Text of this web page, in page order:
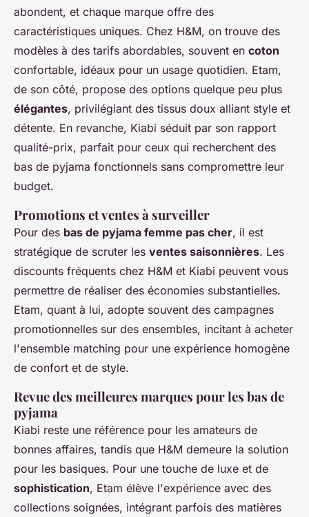
abondent, et chaque marque offre des
caractéristiques uniques. Chez H&M, on trouve des
modèles à des tarifs abordables, souvent en coton
confortable, idéaux pour un usage quotidien. Etam,
de son côté, propose des options quelque peu plus
élégantes, privilégiant des tissus doux alliant style et
détente. En revanche, Kiabi séduit par son rapport
qualité-prix, parfait pour ceux qui recherchent des
bas de pyjama fonctionnels sans compromettre leur
budget.
Promotions et ventes à surveiller
Pour des bas de pyjama femme pas cher, il est
stratégique de scruter les ventes saisonnières. Les
discounts fréquents chez H&M et Kiabi peuvent vous
permettre de réaliser des économies substantielles.
Etam, quant à lui, adopte souvent des campagnes
promotionnelles sur des ensembles, incitant à acheter
l'ensemble matching pour une expérience homogène
de confort et de style.
Revue des meilleures marques pour les bas de
pyjama
Kiabi reste une référence pour les amateurs de
bonnes affaires, tandis que H&M demeure la solution
pour les basiques. Pour une touche de luxe et de
sophistication, Etam élève l'expérience avec des
collections soignées, intégrant parfois des matières